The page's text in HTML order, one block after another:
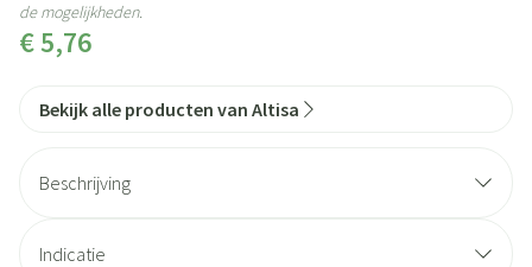
€ 5,76
de mogelijkheden.
Bekijk alle producten van Altisa
Beschrijving
Indicatie